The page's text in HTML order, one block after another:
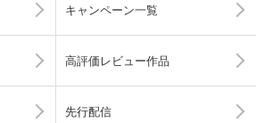
キャンペーン一覧
高評価レビュー作品
先行配信